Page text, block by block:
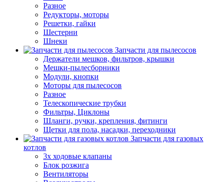
Разное
Редукторы, моторы
Решетки, гайки
Шестерни
Шнеки
Запчасти для пылесосов
Держатели мешков, фильтров, крышки
Мешки-пылесборники
Модули, кнопки
Моторы для пылесосов
Разное
Телескопические трубки
Фильтры, Циклоны
Шланги, ручки, крепления, фитинги
Щетки для пола, насадки, переходники
Запчасти для газовых
котлов
3х ходовые клапаны
Блок розжига
Вентиляторы